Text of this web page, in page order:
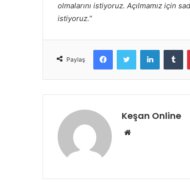
olmalarını istiyoruz. Açılmamız için
istiyoruz.“
Paylaş
FacebookTwitter LinkedIn
Keşan Online
Web